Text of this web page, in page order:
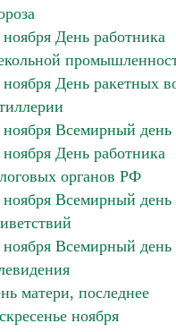
ноября День работника
ноября День ракетных
ноября Всемирный день
ноября День работника
органов РФ
ноября Всемирный день
ноября Всемирный день
матери, последнее
ноября